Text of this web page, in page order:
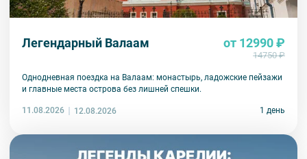
Легендарный Валаам от 12990 ₽
14750 ₽
Однодневная поездка на Валаам: монастырь, ладожские пейзажи
и главные места острова без лишней спешки.
11.08.2026 12.08.2026 1 день